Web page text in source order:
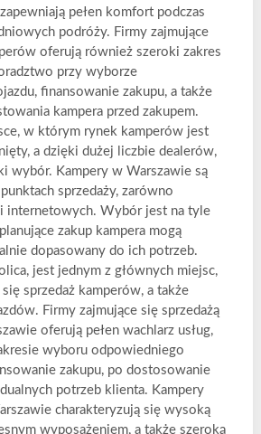
pełen komfort podczas
podróży. Firmy zajmujące
oferują również szeroki zakres
przy wyborze
finansowanie zakupu, a także
kampera przed zakupem.
w którym rynek kamperów jest
a dzięki dużej liczbie dealerów,
wybór. Kampery w Warszawie są
sprzedaży, zarówno
internetowych. Wybór jest na tyle
zakup kampera mogą
dopasowany do ich potrzeb.
jest jednym z głównych miejsc,
sprzedaż kamperów, a także
Firmy zajmujące się sprzedażą
oferują pełen wachlarz usług,
wyboru odpowiedniego
zakupu, po dostosowanie
potrzeb klienta. Kampery
charakteryzują się wysoką
wyposażeniem, a także szeroką